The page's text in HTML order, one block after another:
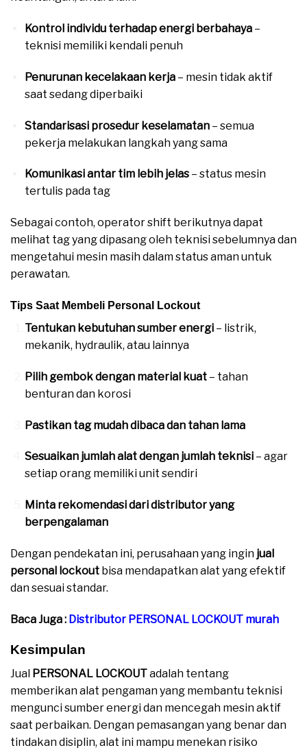
Kontrol individu terhadap energi berbahaya–
teknisi memiliki kendali penuh
Penurunan kecelakaan kerja– mesin tidak aktif
saat sedang diperbaiki
Standarisasi prosedur keselamatan– semua
pekerja melakukan langkah yang sama
Komunikasi antar tim lebih jelas– status mesin
tertulis pada tag
Sebagai contoh, operator shift berikutnya dapat
melihat tag yang dipasang oleh teknisi sebelumnya dan
mengetahui mesin masih dalam status aman untuk
perawatan.
Tips Saat Membeli Personal Lockout
Tentukan kebutuhan sumber energi– listrik,
mekanik, hydraulik, atau lainnya
Pilih gembok dengan material kuat– tahan
benturan dan korosi
Pastikan tag mudah dibaca dan tahan lama
Sesuaikan jumlah alat dengan jumlah teknisi– agar
setiap orang memiliki unit sendiri
Minta rekomendasi dari distributor yang
berpengalaman
Dengan pendekatan ini, perusahaan yang ingin jual
personal lockout bisa mendapatkan alat yang efektif
dan sesuai standar.
Baca Juga : Distributor PERSONAL LOCKOUT murah
Kesimpulan
Jual PERSONAL LOCKOUTadalah tentang
memberikan alat pengaman yang membantu teknisi
mengunci sumber energi dan mencegah mesin aktif
saat perbaikan. Dengan pemasangan yang benar dan
tindakan disiplin, alat ini mampu menekan risiko